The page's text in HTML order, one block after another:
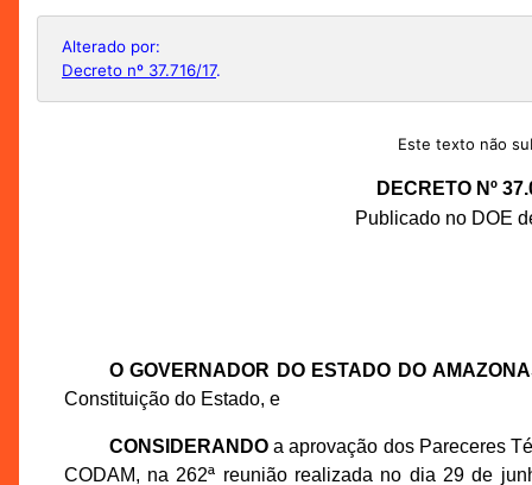
Alterado por:
Decreto nº 37.716/17.
Este texto não
DECRETO Nº
Publicado no DOE
O GOVERNADOR DO ESTADO DO
Constituição do Estado, e
CONSIDERANDOa aprovação dos Pareceres
CODAM, na 262ª reunião realizada no dia 29 de